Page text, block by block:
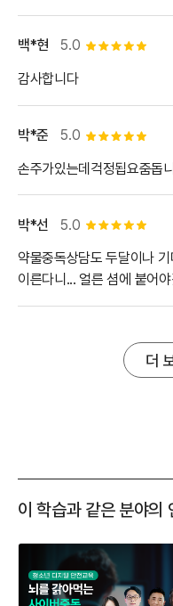
5.0 별점 5개
백*현
감사합니다
5.0 별점 5개
박*준
손주가있는데걱정됩요줌돕
5.0 별점 5개
박*선
약물중독상담도 두달이나
이른다니... 얼른 셤에 붙어
더
이 학습과 같은 분야의